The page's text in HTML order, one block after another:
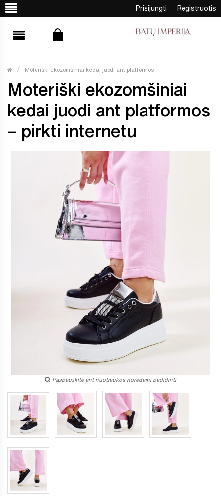
Prisijungti Registruotis
Moteriški ekozomšiniai kedai juodi ant platformos
Moteriški ekozomšiniai
kedai juodi ant platformos
– pirkti internetu
Paspauskite ant nuotraukos norėdami padidinti